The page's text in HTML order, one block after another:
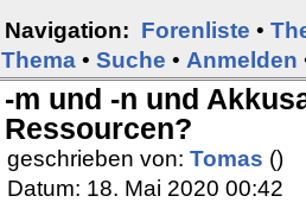
Navigation: Forenliste •
Thema • Suche • Anmelden
-m und -n und
Ressourcen?
geschrieben von: Tomas ()
Datum: 18. Mai 2020 00:42